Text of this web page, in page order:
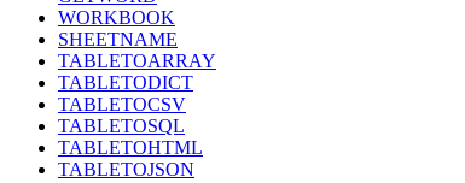
WORKBOOK
SHEETNAME
TABLETOARRAY
TABLETODICT
TABLETOCSV
TABLETOSQL
TABLETOHTML
TABLETOJSON